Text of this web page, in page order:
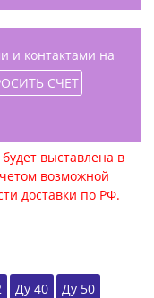
и контактами на
СЧЕТ
выставлена в
возможной
доставки по РФ.
Ду 40 Ду 50